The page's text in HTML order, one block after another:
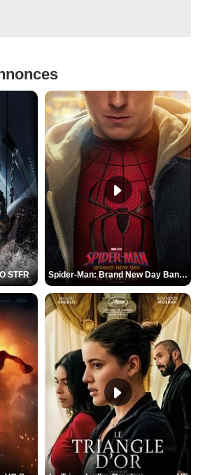
STFR Spider-Man: Brand New Day Bande-annonce VO STFR